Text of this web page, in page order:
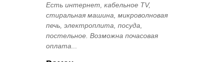
Есть интернет, кабельное TV,
стиральная машина, микроволновая
печь, электроплита, посуда,
постельное. Возможна почасовая
оплата...